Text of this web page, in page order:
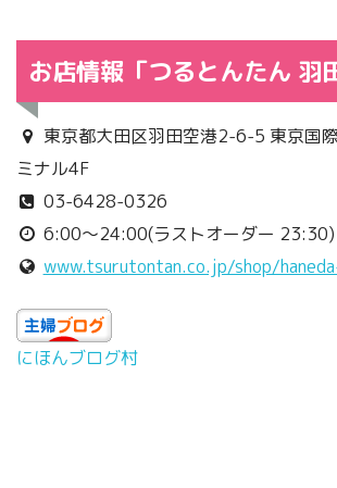
お店情報「つるとんたん 羽
東京都大田区羽田空港2-6-5 東京国
ミナル4F
03-6428-0326
6:00〜24:00(ラストオーダー 23:30)
www.tsurutontan.co.jp/shop/
にほんブログ村